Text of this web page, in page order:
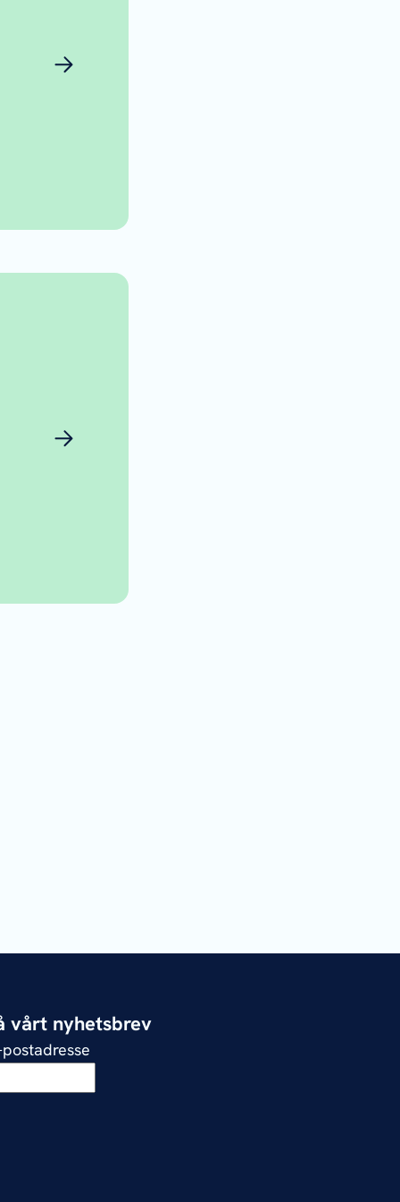
vårt nyhetsbrev